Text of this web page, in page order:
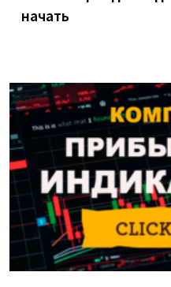
начать